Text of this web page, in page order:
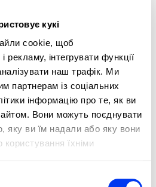
кукі
cookie, щоб
рекламу, інтегрувати функції
наш трафік. Ми
партнерам із соціальних
інформацію про те, як ви
Вони можуть поєднувати
яку ви їм надали або яку вони
користування їхніми
BLACK 3.4
3.4 is the ideal racquet for
all-round shape excels in
play, making it a dependable
afibreglasssurface and low-
foam, this racquet offers
a comfortable feel during
around the